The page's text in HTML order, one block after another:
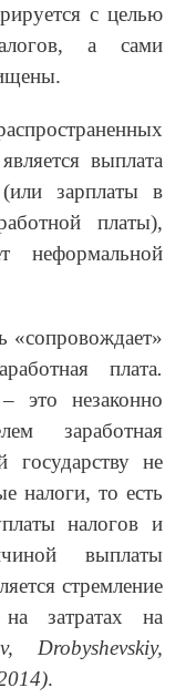
с целью
а сами
выплата
зарплаты в
платы),
неформальной
«сопровождает»
плата.
это незаконно
заработная
государству не
налоги, то есть
налогов и
выплаты
стремление
на затратах на
Drobyshevskiy,
.